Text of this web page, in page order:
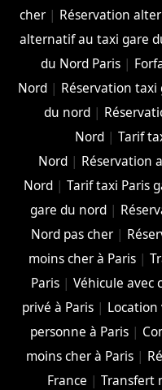
cher| Réservation
alternatif au taxi gare
du Nord Paris|
Nord | Réservation taxi
du nord|
Nord| Tarif
Nord| Réservation
Nord |Tarif taxi Paris
gare du nord |
Nord pas cher|
moins cher à Paris |
Paris |Véhicule avec
privé à Paris | Location
personne à Paris|
moins cher à Paris |
France |Transfert